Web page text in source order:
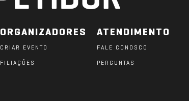
ORGANIZADORES
CRIAR EVENTO
FILIAÇÕES
ATENDIMENTO
FALE CONOSCO
PERGUNTAS